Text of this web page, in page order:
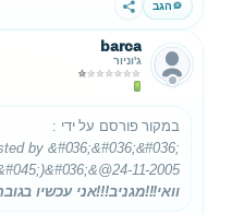
הגב שתף
barca
ג'וניור
במקור פורסם על ידי :
by &#036;&#036;&#036;
@24-11-2005 בשעה 15:58
וואי!!!מגניב!!!אני עכשיו